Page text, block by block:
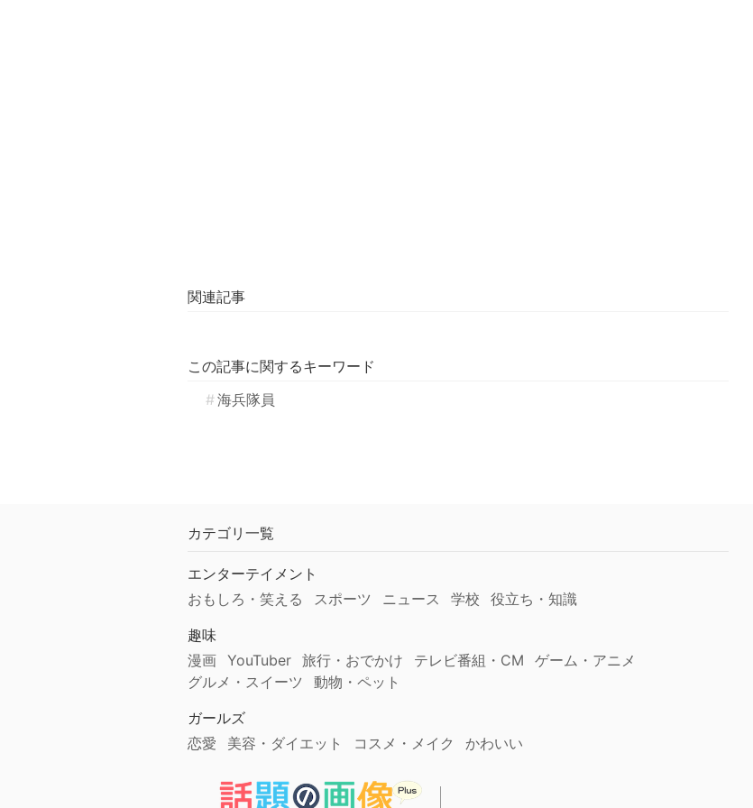
関連記事
この記事に関するキーワード
海兵隊員
カテゴリ一覧
エンターテイメント
おもしろ・笑える
スポーツ ニュース 学校
役立ち・知識
趣味
漫画 YouTuber 旅行・おでかけ テレビ番組・CM
ゲーム・アニメ
グルメ・スイーツ
動物・ペット
ガールズ
恋愛
美容・ダイエット コスメ・メイク かわいい